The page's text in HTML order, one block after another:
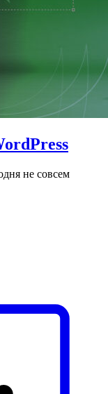
не совсем